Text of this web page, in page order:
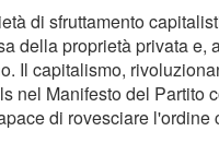
di sfruttamento
della proprietà privata e,
Il capitalismo,
nel Manifesto del Partito
di rovesciare